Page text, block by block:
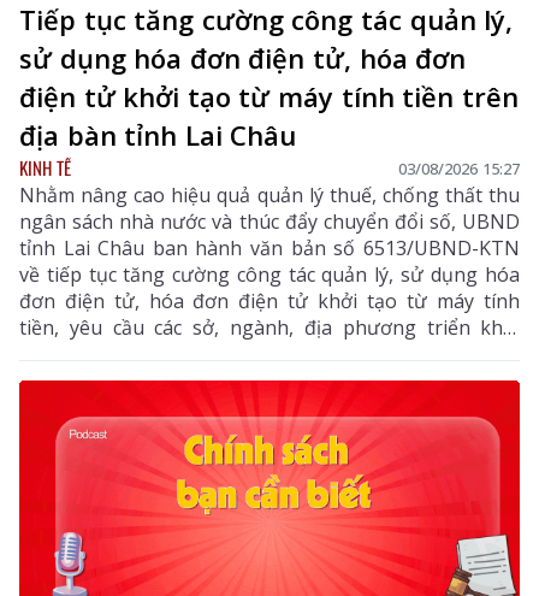
Tiếp tục tăng cường công tác quản lý,
sử dụng hóa đơn điện tử, hóa đơn
điện tử khởi tạo từ máy tính tiền trên
địa bàn tỉnh Lai Châu
KINH TẾ 03/08/2026 15:27
Nhằm nâng cao hiệu quả quản lý thuế, chống thất thu
ngân sách nhà nước và thúc đẩy chuyển đổi số, UBND
tỉnh Lai Châu ban hành văn bản số 6513/UBND-KTN
về tiếp tục tăng cường công tác quản lý, sử dụng hóa
đơn điện tử, hóa đơn điện tử khởi tạo từ máy tính
tiền, yêu cầu các sở, ngành, địa phương triển khai
đồng bộ các giải pháp nhằm nâng cao hiệu quả quản
lý thuế, chống thất thu ngân sách và thúc đẩy chuyển
đổi số trên địa bàn tỉnh.